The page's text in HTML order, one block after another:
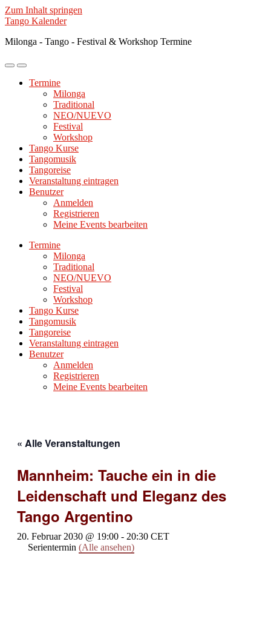
Zum Inhalt springen
Tango Kalender
Milonga - Tango - Festival & Workshop Termine
Mobile-
ein-/ausblenden
Suchfeld
ein-/ausblenden
Termine
Milonga
Traditional
NEO/NUEVO
Festival
Workshop
Tango Kurse
Tangomusik
Tangoreise
Veranstaltung eintragen
Benutzer
Anmelden
Registrieren
Meine Events bearbeiten
Termine
Milonga
Traditional
NEO/NUEVO
Festival
Workshop
Tango Kurse
Tangomusik
Tangoreise
Veranstaltung eintragen
Benutzer
Anmelden
Registrieren
Meine Events bearbeiten
« Alle Veranstaltungen
Mannheim: Tauche ein in die
Leidenschaft und Eleganz des
Tango Argentino
20. Februar 2030 @ 19:00 - 20:30 CET
Serientermin (Alle ansehen)